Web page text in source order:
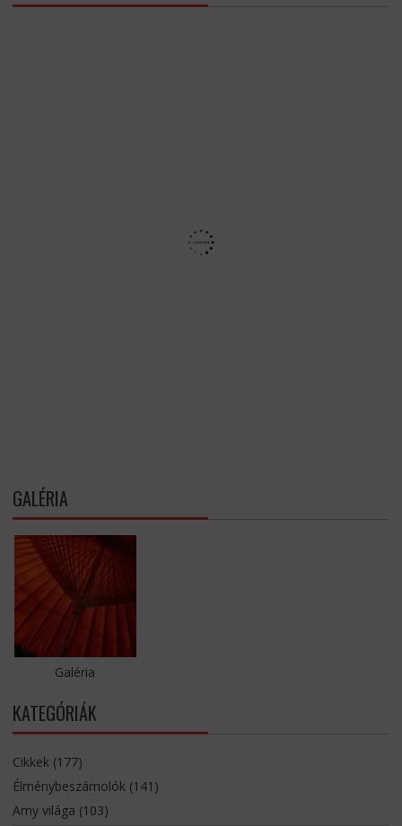
GALÉRIA
Galéria
KATEGÓRIÁK
Cikkek(177)
Élménybeszámolók(141)
Amy világa (103)